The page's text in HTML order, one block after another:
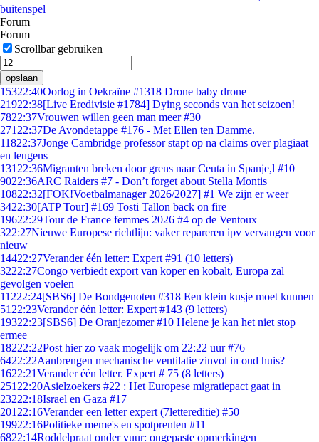
buitenspel
Forum
Forum
Scrollbar gebruiken
opslaan
15322:40Oorlog in Oekraïne #1318 Drone baby drone
21922:38[Live Eredivisie #1784] Dying seconds van het seizoen!
7822:37Vrouwen willen geen man meer #30
271 22:37De Avondetappe #176 - Met Ellen ten Damme.
11822:37Jonge Cambridge professor stapt op na claims over plagiaat
en leugens
131 22:36Migranten breken door grens naar Ceuta in Spanje,l #10
9022:36ARC Raiders #7 - Don’t forget about Stella Montis
10822:32[FOK!Voetbalmanager 2026/2027] #1 We zijn er weer
3422:30[ATP Tour] #169 Tosti Tallon back on fire
19622:29Tour de France femmes 2026 #4 op de Ventoux
322:27Nieuwe Europese richtlijn: vaker repareren ipv vervangen voor
nieuw
14422:27Verander één letter: Expert #91 (10 letters)
3222:27Congo verbiedt export van koper en kobalt, Europa zal
gevolgen voelen
11222:24[SBS6] De Bondgenoten #318 Een klein kusje moet kunnen
51 22:23Verander één letter: Expert #143 (9 letters)
19322:23[SBS6] De Oranjezomer #10 Helene je kan het niet stop
ermee
18222:22Post hier zo vaak mogelijk om 22:22 uur #76
6422:22Aanbrengen mechanische ventilatie zinvol in oud huis?
1622:21Verander één letter. Expert # 75 (8 letters)
251 22:20Asielzoekers #22 : Het Europese migratiepact gaat in
23222:18Israel en Gaza #17
201 22:16Verander een letter expert (7lettereditie) #50
19922:16Politieke meme's en spotprenten #11
6822:14Roddelpraat onder vuur: ongepaste opmerkingen